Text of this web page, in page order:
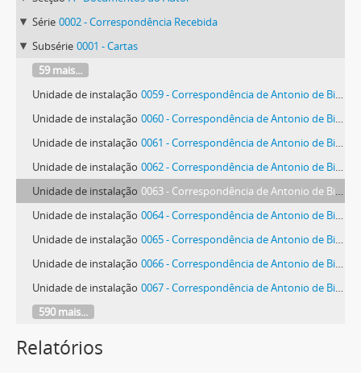
Série 0002 - Correspondência Recebida
Subsérie 0001 - Cartas
59 mais...
Unidade de instalação 0059 - Correspondência de Antonio de Bianchi
Unidade de instalação 0060 - Correspondência de Antonio de Bianchi
Unidade de instalação 0061 - Correspondência de Antonio de Bianchi
Unidade de instalação 0062 - Correspondência de Antonio de Bianchi
Unidade de instalação 0063 - Correspondência de Antonio de Bianchi
Unidade de instalação 0064 - Correspondência de Antonio de Bianchi
Unidade de instalação 0065 - Correspondência de Antonio de Bianchi
Unidade de instalação 0066 - Correspondência de Antonio de Bianchi
Unidade de instalação 0067 - Correspondência de Antonio de Bianchi
590 mais...
Relatórios